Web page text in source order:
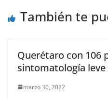
k
También te
Querétaro con 106
sintomatología leve
marzo 30, 2022